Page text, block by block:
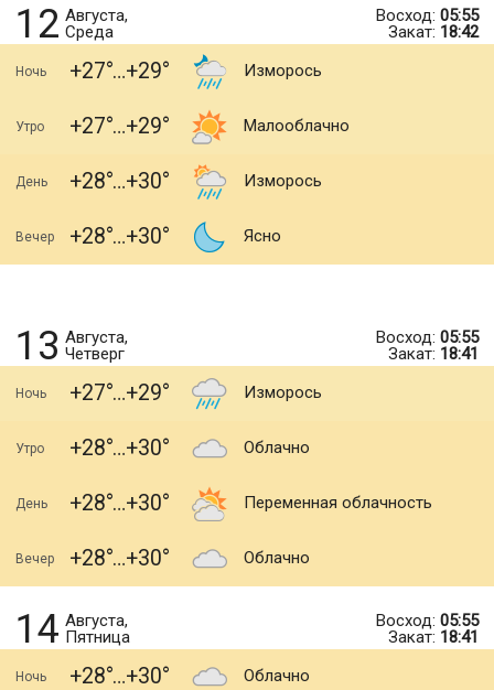
12 Августа,
Среда
Восход: 05:55
Закат: 18:42
Ночь +27 +29 Изморось
Утро +27 +29 Малооблачно
День +28 +30 Изморось
Вечер +28 +30 Ясно
13 Августа,
Четверг
Восход: 05:55
Закат: 18:41
Ночь +27 +29 Изморось
Утро +28 +30 Облачно
День +28 +30 Переменная облачность
Вечер +28 +30 Облачно
14 Августа,
Пятница
Восход: 05:55
Закат: 18:41
Ночь +28 +30 Облачно